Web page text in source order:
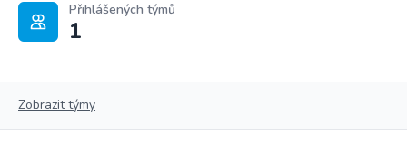
Přihlášených týmů
1
Zobrazit týmy